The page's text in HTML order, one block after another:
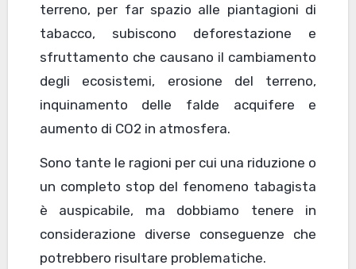
terreno, per far spazio alle piantagioni di
tabacco, subiscono deforestazione e
sfruttamento che causano il cambiamento
degli ecosistemi, erosione del terreno,
inquinamento delle falde acquifere e
aumento di CO2 in atmosfera.
Sono tante le ragioni per cui una riduzione o
un completo stop del fenomeno tabagista
è auspicabile, ma dobbiamo tenere in
considerazione diverse conseguenze che
potrebbero risultare problematiche.